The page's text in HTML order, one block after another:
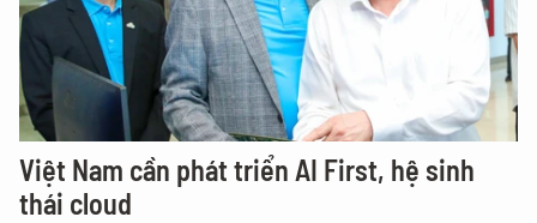
Việt Nam cần phát triển AI First, hệ sinh
thái cloud